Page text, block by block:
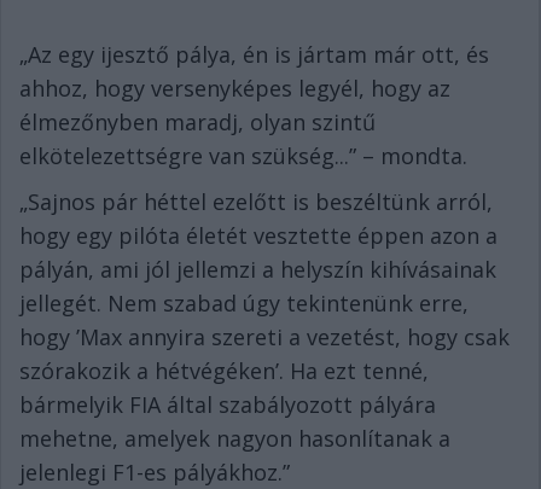
„Az egy ijesztő pálya, én is jártam már ott, és
ahhoz, hogy versenyképes legyél, hogy az
élmezőnyben maradj, olyan szintű
elkötelezettségre van szükség...” – mondta.
„Sajnos pár héttel ezelőtt is beszéltünk arról,
hogy egy pilóta életét vesztette éppen azon a
pályán, ami jól jellemzi a helyszín kihívásainak
jellegét. Nem szabad úgy tekintenünk erre,
hogy ’Max annyira szereti a vezetést, hogy csak
szórakozik a hétvégéken’. Ha ezt tenné,
bármelyik FIA által szabályozott pályára
mehetne, amelyek nagyon hasonlítanak a
jelenlegi F1-es pályákhoz.”